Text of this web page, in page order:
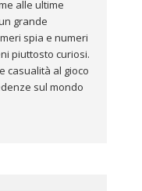
alle ultime
grande
spia e numeri
piuttosto curiosi.
casualità al gioco
sul mondo